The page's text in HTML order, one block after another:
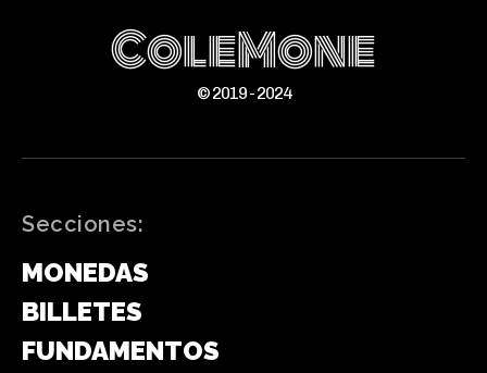
ColeMone
© 2019 - 2024
Secciones:
MONEDAS
BILLETES
FUNDAMENTOS